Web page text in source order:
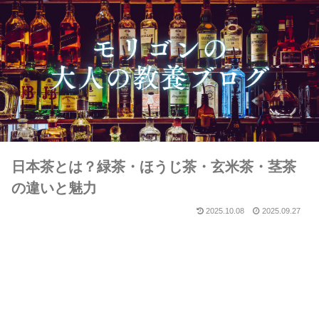
日本茶とは？緑茶・ほうじ茶・玄米茶・茎茶
の違いと魅力
2025.10.08 2025.09.27